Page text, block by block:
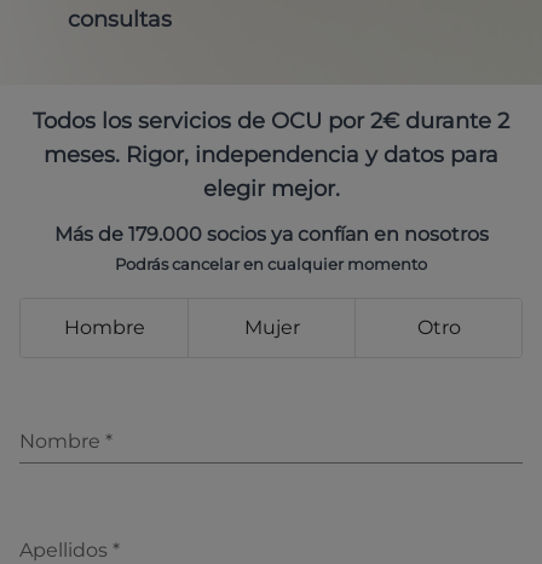
consultas
Todos los servicios de OCU por 2€ durante 2
meses. Rigor, independencia y datos para
elegir mejor.
Más de 179.000 socios ya confían en nosotros
Podrás cancelar en cualquier momento
Hombre Mujer Otro
Nombre *
Apellidos *